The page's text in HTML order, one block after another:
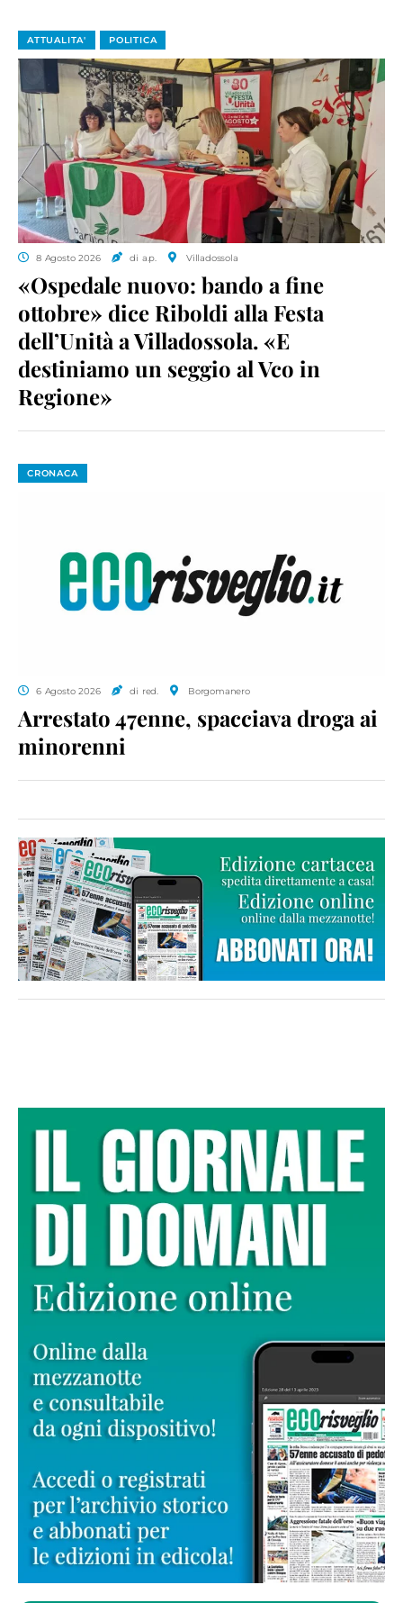
ATTUALITA' POLITICA
8 Agosto 2026 di a.p. Villadossola
«Ospedale nuovo: bando a fine
ottobre» dice Riboldi alla Festa
dell’Unità a Villadossola. «E
destiniamo un seggio al Vco in
Regione»
CRONACA
6 Agosto 2026 di red. Borgomanero
Arrestato 47enne, spacciava droga ai
minorenni